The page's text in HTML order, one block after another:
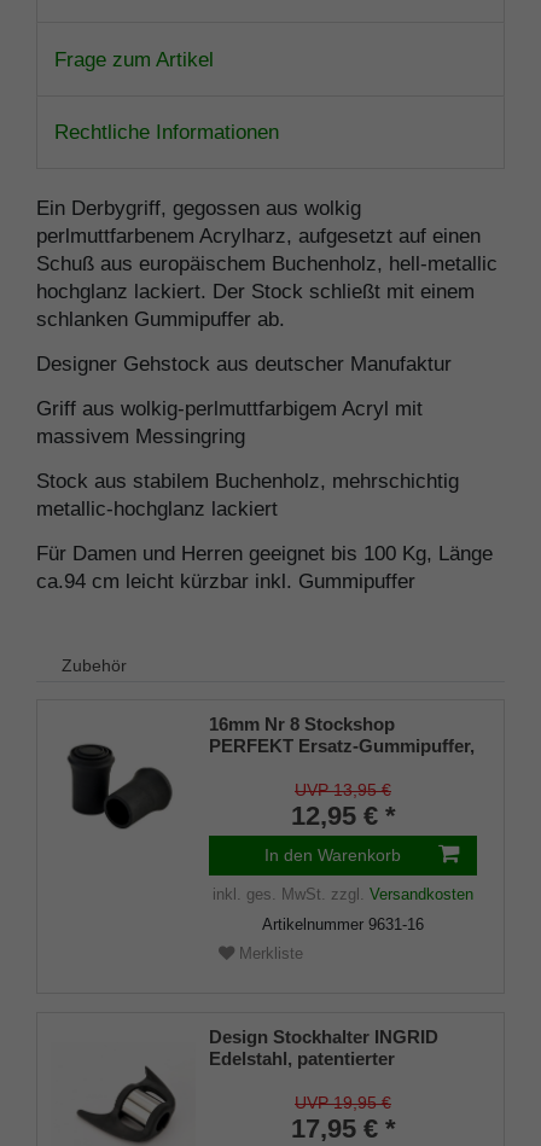
Frage zum Artikel
Rechtliche Informationen
Ein Derbygriff, gegossen aus wolkig
perlmuttfarbenem Acrylharz, aufgesetzt auf einen
Schuß aus europäischem Buchenholz, hell-metallic
hochglanz lackiert. Der Stock schließt mit einem
schlanken Gummipuffer ab.
Designer Gehstock aus deutscher Manufaktur
Griff aus wolkig-perlmuttfarbigem Acryl mit
massivem Messingring
Stock aus stabilem Buchenholz, mehrschichtig
metallic-hochglanz lackiert
Für Damen und Herren geeignet bis 100 Kg, Länge
ca.94 cm leicht kürzbar inkl. Gummipuffer
Zubehör
16mm Nr 8 Stockshop
PERFEKT Ersatz-Gummipuffer,
elegant, mit Metalleinlage (VE 2
UVP 13,95 €
12,95 € *
In den Warenkorb
inkl. ges. MwSt. zzgl. Versandkosten
Artikelnummer 9631-16
Merkliste
Design Stockhalter INGRID
Edelstahl, patentierter
(18 - 22mm), Weichgummi
UVP 19,95 €
17,95 € *